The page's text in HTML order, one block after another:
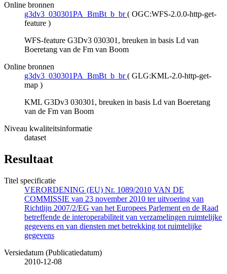
Online bronnen
g3dv3_030301PA_BmBt_b_br ( OGC:WFS-2.0.0-http-get-
feature )
WFS-feature G3Dv3 030301, breuken in basis Ld van
Boeretang van de Fm van Boom
Online bronnen
g3dv3_030301PA_BmBt_b_br ( GLG:KML-2.0-http-get-
map )
KML G3Dv3 030301, breuken in basis Ld van Boeretang
van de Fm van Boom
Niveau kwaliteitsinformatie
dataset
Resultaat
Titel specificatie
VERORDENING (EU) Nr. 1089/2010 VAN DE
COMMISSIE van 23 november 2010 ter uitvoering van
Richtlijn 2007/2/EG van het Europees Parlement en de Raad
betreffende de interoperabiliteit van verzamelingen ruimtelijke
gegevens en van diensten met betrekking tot ruimtelijke
gegevens
Versiedatum (Publicatiedatum)
2010-12-08